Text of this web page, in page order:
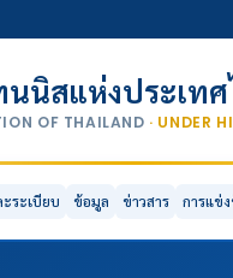
นิสแห่งประเท
OF THAILAND · UNDER
ระเบียบ ข้อมูล ข่าวสาร การแข่